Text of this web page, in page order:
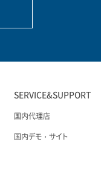
SERVICE&SUPPORT
国内代理店
国内デモ・サイト